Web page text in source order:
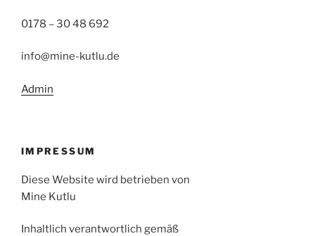
0178 – 30 48 692
info@mine-kutlu.de
Admin
IMPRESSUM
Diese Website wird betrieben von
Mine Kutlu
Inhaltlich verantwortlich gemäß